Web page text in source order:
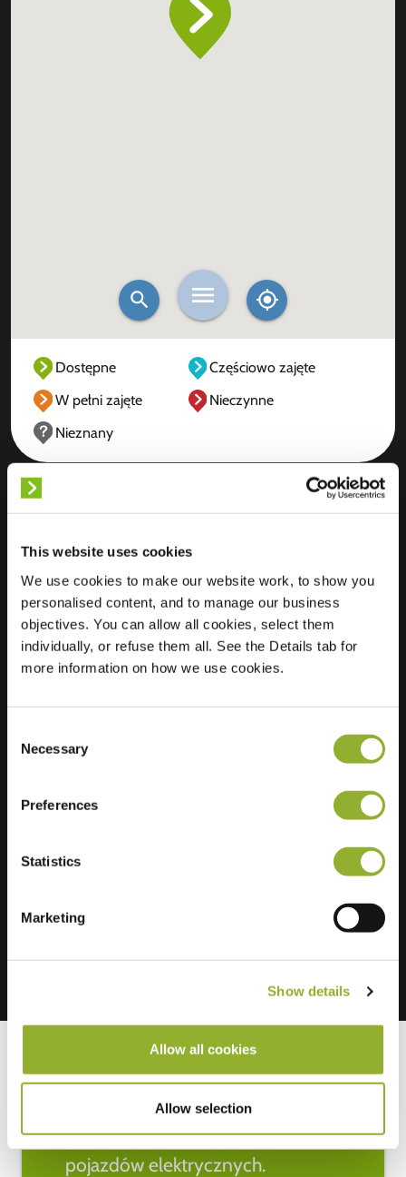
This website uses cookies
We use cookies to make our website work, to show you
personalised content, and to manage our business
objectives. You can allow all cookies, select them
individually, or refuse them all. See the Details tab for
more information on how we use cookies.
Selection
Necessary
Preferences
Statistics
Marketing
Show details
Allow all cookies
Allow selection
Dostępne
Częściowo zajęte
W pełni zajęte
Nieczynne
Nieznany
Lokalizacja
5221 GM s-
Hertogenbosch
Holandia
Regular Charging 2 of 2 available
Dodatkowe informacje
Bądź na bieżąco z najnowszymi
wiadomościami na temat
pojazdów elektrycznych.